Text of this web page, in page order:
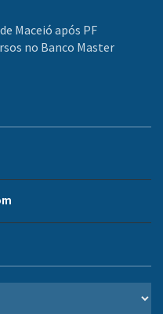
Maceió após PF
no Banco Master